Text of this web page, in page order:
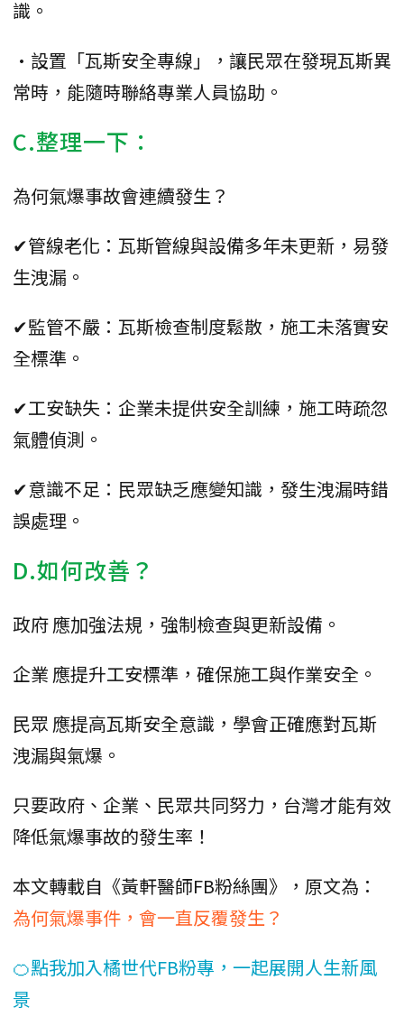
識。
•設置「瓦斯安全專線」，讓民眾在發現瓦斯異
常時，能隨時聯絡專業人員協助。
C.整理一下：
為何氣爆事故會連續發生？
✔管線老化：瓦斯管線與設備多年未更新，易發
生洩漏。
✔監管不嚴：瓦斯檢查制度鬆散，施工未落實安
全標準。
✔工安缺失：企業未提供安全訓練，施工時疏忽
氣體偵測。
✔意識不足：民眾缺乏應變知識，發生洩漏時錯
誤處理。
D.如何改善？
政府 應加強法規，強制檢查與更新設備。
企業 應提升工安標準，確保施工與作業安全。
民眾 應提高瓦斯安全意識，學會正確應對瓦斯
洩漏與氣爆。
只要政府、企業、民眾共同努力，台灣才能有效
降低氣爆事故的發生率！
本文轉載自《黃軒醫師FB粉絲團》，原文為：
為何氣爆事件，會一直反覆發生？
🍊點我加入橘世代FB粉專，一起展開人生新風
景